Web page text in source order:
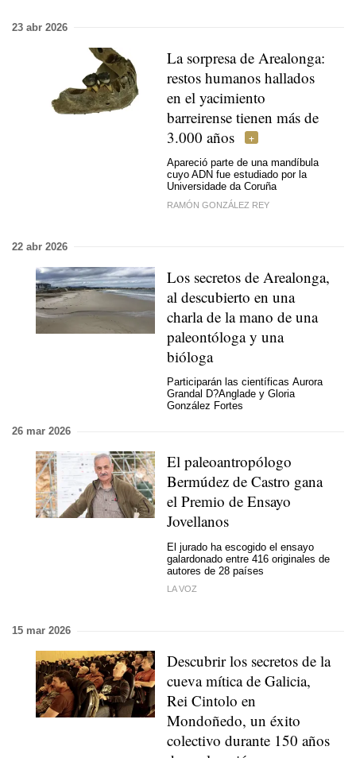
23 abr 2026
La sorpresa de Arealonga:
restos humanos hallados
en el yacimiento
barreirense tienen más de
3.000 años
Apareció parte de una mandíbula
cuyo ADN fue estudiado por la
Universidade da Coruña
RAMÓN GONZÁLEZ REY
22 abr 2026
Los secretos de Arealonga,
al descubierto en una
charla de la mano de una
paleontóloga y una
bióloga
Participarán las científicas Aurora
Grandal D?Anglade y Gloria
González Fortes
26 mar 2026
El paleoantropólogo
Bermúdez de Castro gana
el Premio de Ensayo
Jovellanos
El jurado ha escogido el ensayo
galardonado entre 416 originales de
autores de 28 países
LA VOZ
15 mar 2026
Descubrir los secretos de la
cueva mítica de Galicia,
Rei Cintolo en
Mondoñedo, un éxito
colectivo durante 150 años